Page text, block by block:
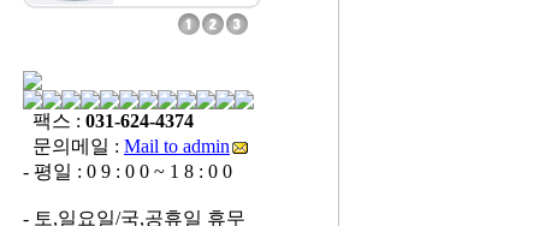
팩스 : 031-624-4374
문의메일 : Mail to admin
- 평일 : 0 9 : 0 0 ~ 1 8 : 0 0
- 토,일요일/국,공휴일 휴무